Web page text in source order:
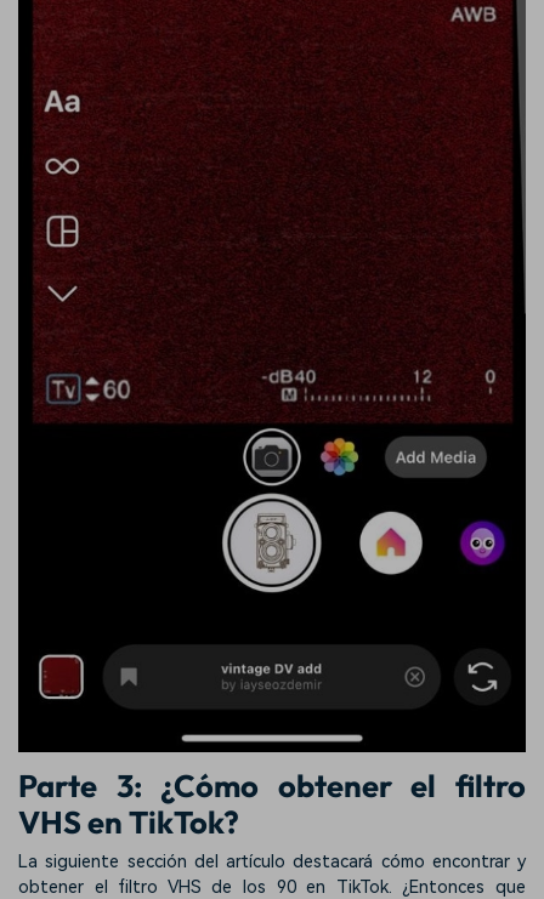
Parte 3: ¿Cómo obtener el filtro
VHS en TikTok?
La siguiente sección del artículo destacará cómo encontrar y
obtener el filtro VHS de los 90 en TikTok. ¿Entonces que